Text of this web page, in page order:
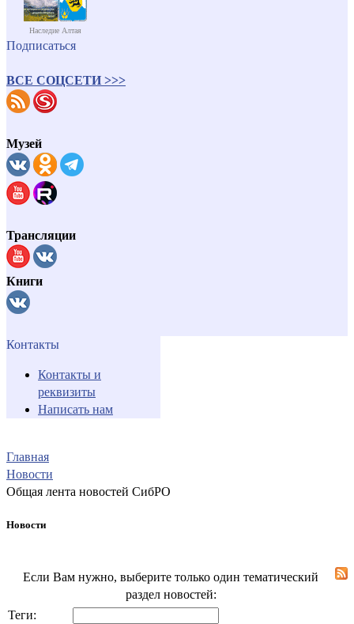
Наследие Алтая
Подписаться
ВСЕ СОЦСЕТИ >>>
Музей
Трансляции
Книги
Контакты
Контакты и
реквизиты
Написать нам
Главная
Новости
Общая лента новостей СибРО
Новости
Если Вам нужно, выберите только один тематический
раздел новостей:
Теги: